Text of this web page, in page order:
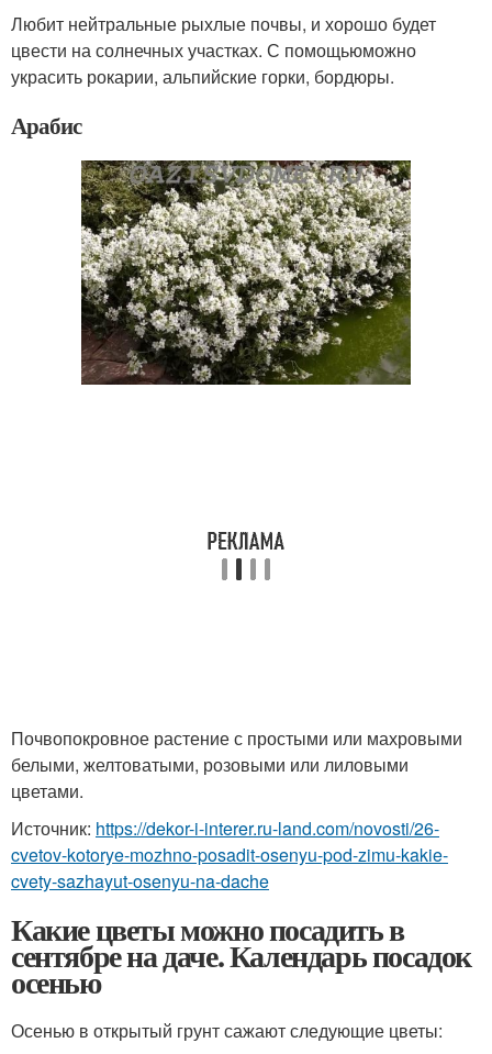
Любит нейтральные рыхлые почвы, и хорошо будет
цвести на солнечных участках. С помощьюможно
украсить рокарии, альпийские горки, бордюры.
Арабис
Почвопокровное растение с простыми или махровыми
белыми, желтоватыми, розовыми или лиловыми
цветами.
Источник: https://dekor-i-interer.ru-land.com/novosti/26-
cvetov-kotorye-mozhno-posadit-osenyu-pod-zimu-kakie-
cvety-sazhayut-osenyu-na-dache
Какие цветы можно посадить в
сентябре на даче. Календарь посадок
осенью
Осенью в открытый грунт сажают следующие цветы: